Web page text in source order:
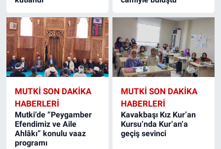
MUTKI SON DAKIKA
HABERLERI
Mutki’de “Peygamber
Efendimiz ve Aile
Ahlâkı” konulu vaaz
programı
MUTKI SON DAKIKA
HABERLERI
Kavakbaşı Kız Kur’an
Kursu’nda Kur’an’a
geçiş sevinci